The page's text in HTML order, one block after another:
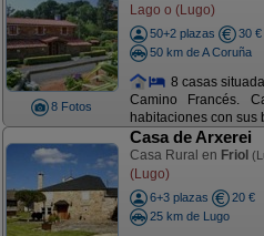
8 Fotos
Lago o (Lugo)
50+2 plazas
30 €
50 km de A Coruña
8 casas
Camino Francés.
habitaciones con sus
Casa de Arxerei
Casa Rural en Friol
(Lugo)
6+3 plazas
20 €
25 km de Lugo